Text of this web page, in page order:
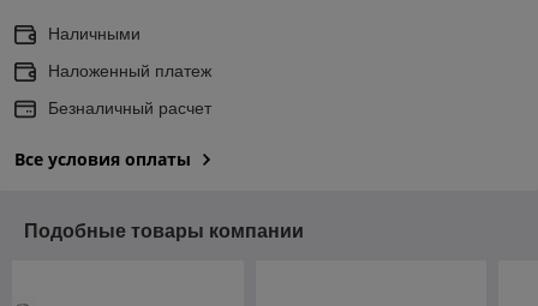
Наличными
Наложенный платеж
Безналичный расчет
Все условия оплаты
Подобные товары компании